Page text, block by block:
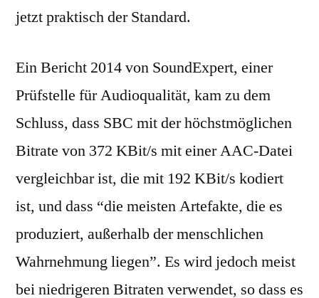
jetzt praktisch der Standard.
Ein Bericht 2014 von SoundExpert, einer
Prüfstelle für Audioqualität, kam zu dem
Schluss, dass SBC mit der höchstmöglichen
Bitrate von 372 KBit/s mit einer AAC-Datei
vergleichbar ist, die mit 192 KBit/s kodiert
ist, und dass “die meisten Artefakte, die es
produziert, außerhalb der menschlichen
Wahrnehmung liegen”. Es wird jedoch meist
bei niedrigeren Bitraten verwendet, so dass es